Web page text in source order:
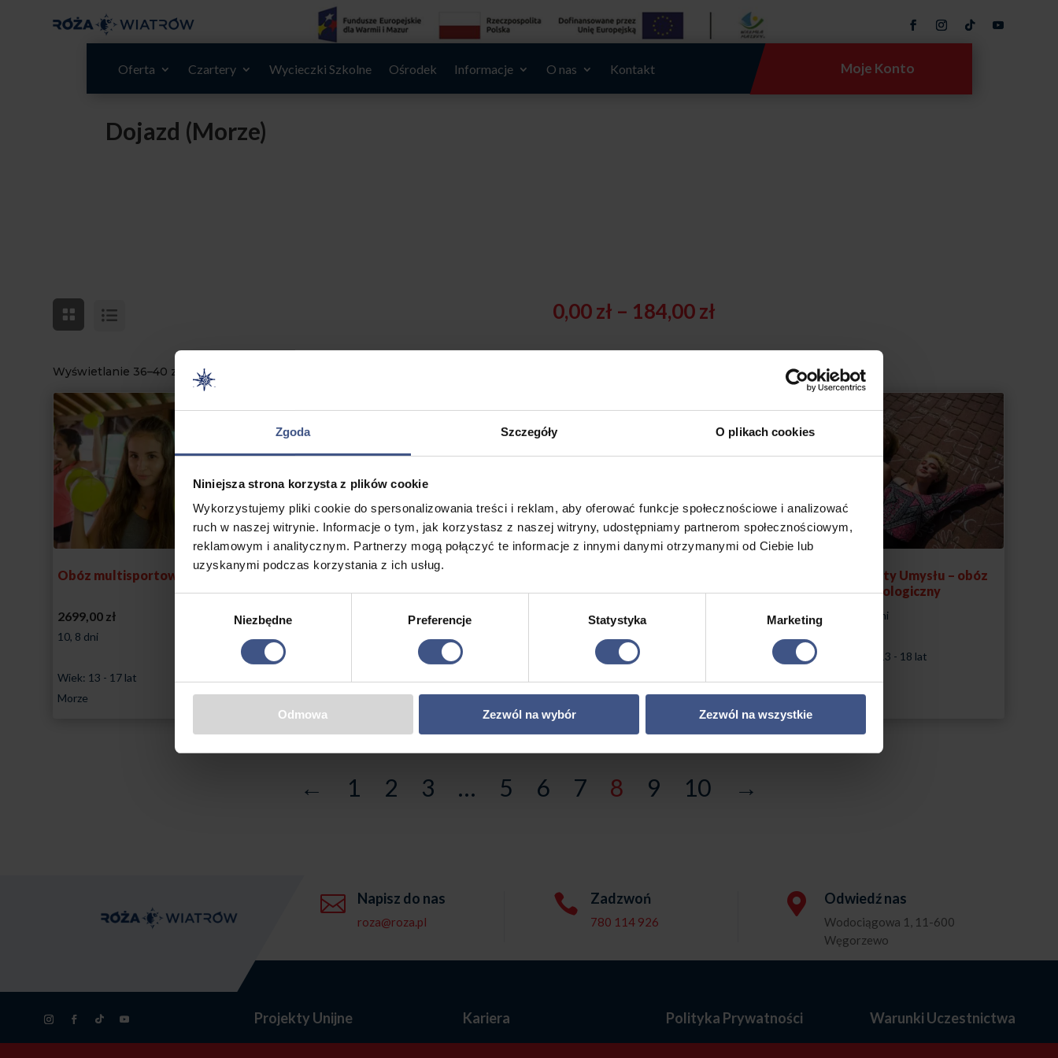
Zgoda Szczegóły O plikach cookies
Niniejsza strona korzysta z plików cookie
Wykorzystujemy pliki cookie do spersonalizowania treści i reklam, aby oferować funkcje społecznościowe i analizować
ruch w naszej witrynie. Informacje o tym, jak korzystasz z naszej witryny, udostępniamy partnerom społecznościowym,
reklamowym i analitycznym. Partnerzy mogą połączyć te informacje z innymi danymi otrzymanymi od Ciebie lub
uzyskanymi podczas korzystania z ich usług.
Niezbędne Preferencje Statystyka Marketing
Odmowa Zezwól na wybór Zezwól na wszystkie
Oferta Czartery Wycieczki Szkolne Ośrodek Informacje O nas Kontakt Moje Konto
Dojazd (Morze)
0,00zł – 184,00złZakres
od
Wyświetlanie 36–40 z 46 wyników
Obóz multisportowców
2699,00 zł
10, 8 dni
Wiek: 13 - 17 lat
Morze
Obóz samoobrony dla
chłopaków
2699,00
10, 8 dni
dziewczyn
2699,00
10, 8 dni
Morze
Morze
Sekrety Umysłu – obóz
psychologiczny
10, 8 dni
Wiek: 13 - 18 lat
← 1 2 3 … 5 6 7 8 9 10 →
 Napisz do nas
roza@roza.pl
 Zadzwoń
780 114 926
 Odwiedź nas
Wodociągowa 1, 11-600
Węgorzewo
Projekty Unijne Kariera Polityka Prywatności Warunki Uczestnictwa